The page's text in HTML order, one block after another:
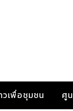
วเพื่อชุมชน ศู